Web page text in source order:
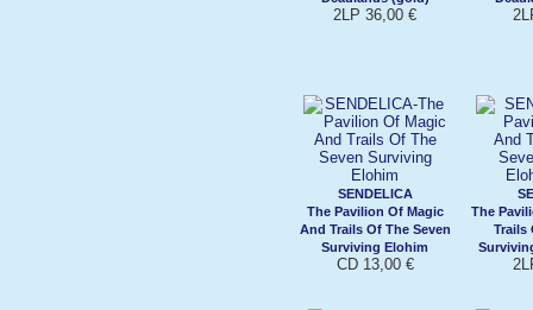
2LP 36,00 €
SENDELICA
The Pavilion Of Magic
And Trails Of The Seven
Surviving Elohim
CD 13,00 €
The
Trails